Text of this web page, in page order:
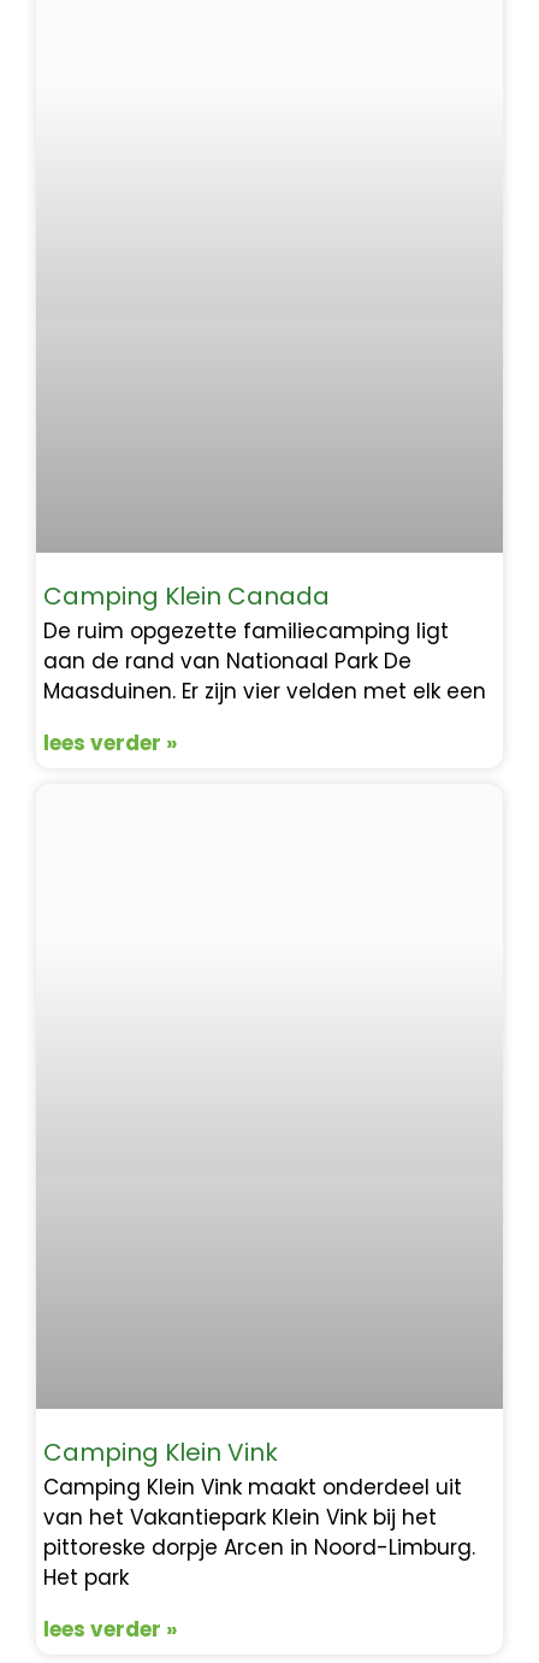
Camping Klein Canada
De ruim opgezette familiecamping ligt
aan de rand van Nationaal Park De
Maasduinen. Er zijn vier velden met elk een
lees verder »
Camping Klein Vink
Camping Klein Vink maakt onderdeel uit
van het Vakantiepark Klein Vink bij het
pittoreske dorpje Arcen in Noord-Limburg.
Het park
lees verder »